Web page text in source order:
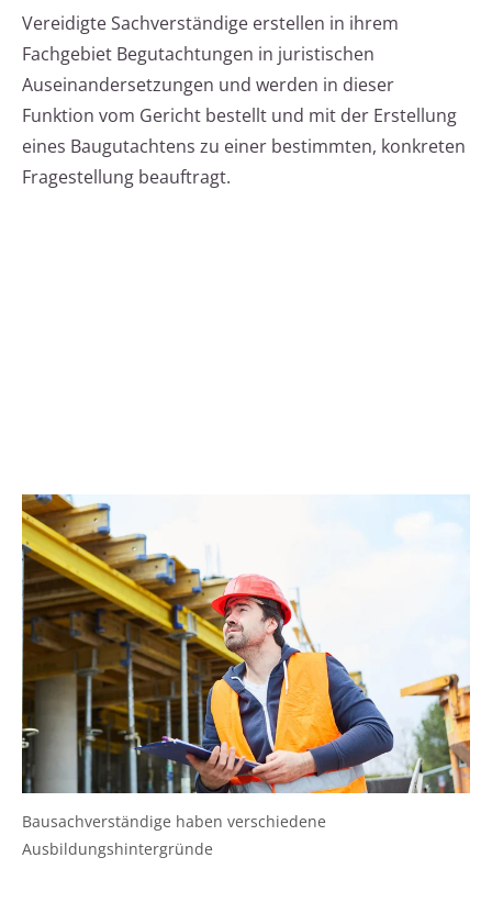
Vereidigte Sachverständige erstellen in ihrem
Fachgebiet Begutachtungen in juristischen
Auseinandersetzungen und werden in dieser
Funktion vom Gericht bestellt und mit der Erstellung
eines Baugutachtens zu einer bestimmten, konkreten
Fragestellung beauftragt.
Bausachverständige haben verschiedene
Ausbildungshintergründe